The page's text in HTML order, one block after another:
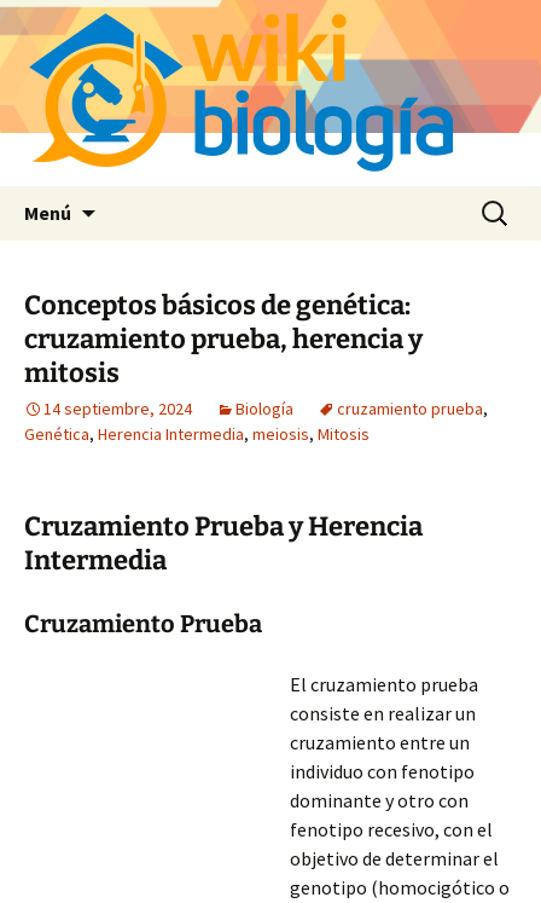
Menú Buscar:
Conceptos básicos de genética:
cruzamiento prueba, herencia y
mitosis
14 septiembre, 2024 Biología cruzamiento prueba,
Genética, Herencia Intermedia, meiosis, Mitosis
Cruzamiento Prueba y Herencia
Intermedia
Cruzamiento Prueba
El cruzamiento prueba
consiste en realizar un
cruzamiento entre un
individuo con fenotipo
dominante y otro con
fenotipo recesivo, con el
objetivo de determinar el
genotipo (homocigótico o